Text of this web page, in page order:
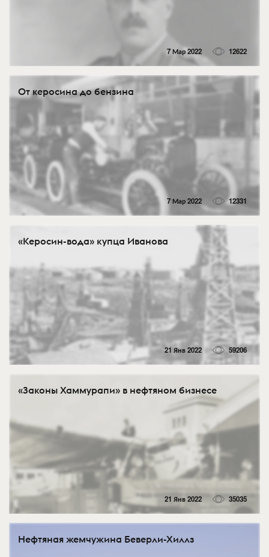
7 Мар 2022 12622
От керосина до бензина
7 Мар 2022 12331
«Керосин-вода» купца Иванова
21 Янв 2022 59206
«Законы Хаммурапи» в нефтяном бизнесе
21 Янв 2022 35035
Нефтяная жемчужина Беверли-Хиллз